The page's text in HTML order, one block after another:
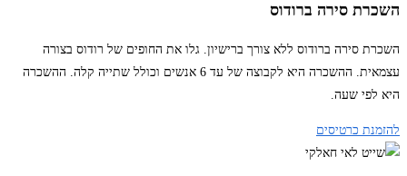
השכרת סירה ברודוס
השכרת סירה ברודוס ללא צורך ברישיון. גלו את החופים של רודוס בצורה
עצמאית. ההשכרה היא לקבוצה של עד 6 אנשים וכולל שתייה קלה. ההשכרה
היא לפי שעה.
להזמנת כרטיסים